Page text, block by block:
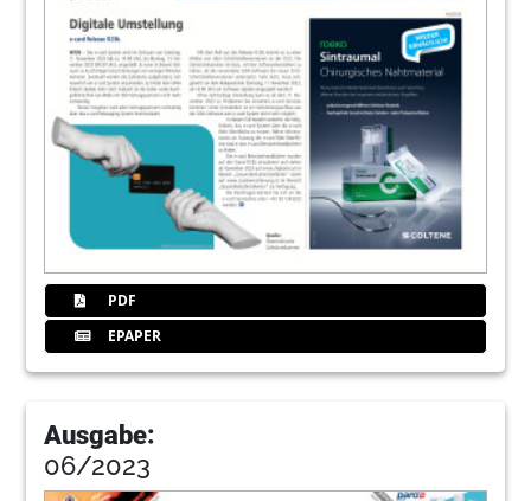
PDF
EPAPER
Ausgabe:
06/2023